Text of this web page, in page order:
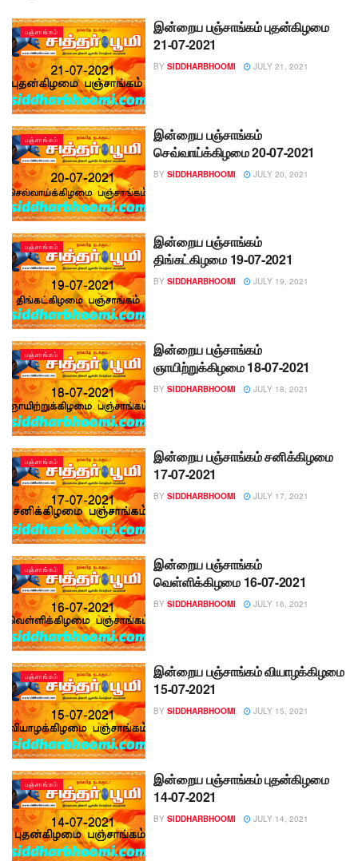
பஞ்சாங்கம்
இன்றைய பஞ்சாங்கம் புதன்கிழமை
21-07-2021
BY SIDDHARBHOOMI JULY 21, 2021
பஞ்சாங்கம்
இன்றைய பஞ்சாங்கம்
செவ்வாய்க்கிழமை 20-07-2021
BY SIDDHARBHOOMI JULY 20, 2021
பஞ்சாங்கம்
இன்றைய பஞ்சாங்கம்
திங்கட்கிழமை 19-07-2021
BY SIDDHARBHOOMI JULY 19, 2021
பஞ்சாங்கம்
இன்றைய பஞ்சாங்கம்
ஞாயிற்றுக்கிழமை 18-07-2021
BY SIDDHARBHOOMI JULY 18, 2021
பஞ்சாங்கம்
இன்றைய பஞ்சாங்கம் சனிக்கிழமை
17-07-2021
BY SIDDHARBHOOMI JULY 17, 2021
பஞ்சாங்கம்
இன்றைய பஞ்சாங்கம்
வெள்ளிக்கிழமை 16-07-2021
BY SIDDHARBHOOMI JULY 16, 2021
பஞ்சாங்கம்
இன்றைய பஞ்சாங்கம் வியாழக்கிழமை
15-07-2021
BY SIDDHARBHOOMI JULY 15, 2021
பஞ்சாங்கம்
இன்றைய பஞ்சாங்கம் புதன்கிழமை
14-07-2021
BY SIDDHARBHOOMI JULY 14, 2021